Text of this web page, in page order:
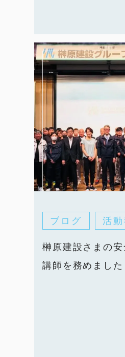
ブログ 活
榊原建設さまの
講師を務めました